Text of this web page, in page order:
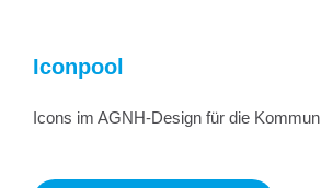
Iconpool
Icons im AGNH-Design für die